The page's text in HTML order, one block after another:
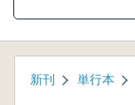
新刊 単行本